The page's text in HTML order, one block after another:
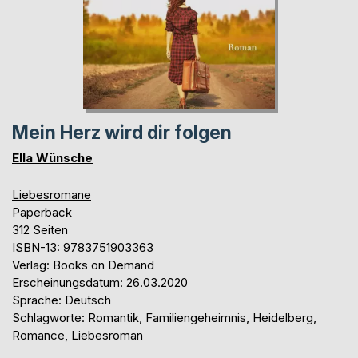
Mein Herz wird dir folgen
Ella Wünsche
Liebesromane
Paperback
312 Seiten
ISBN-13: 9783751903363
Verlag: Books on Demand
Erscheinungsdatum: 26.03.2020
Sprache: Deutsch
Schlagworte: Romantik, Familiengeheimnis, Heidelberg,
Romance, Liebesroman